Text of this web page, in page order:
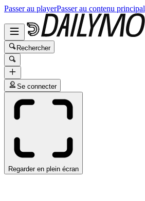
Passer au playerPasser au contenu principal
Rechercher
Se connecter
Regarder en plein écran